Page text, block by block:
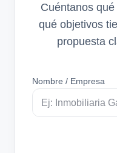
Cuéntanos
qué objetivos
propuesta
Nombre / Empresa